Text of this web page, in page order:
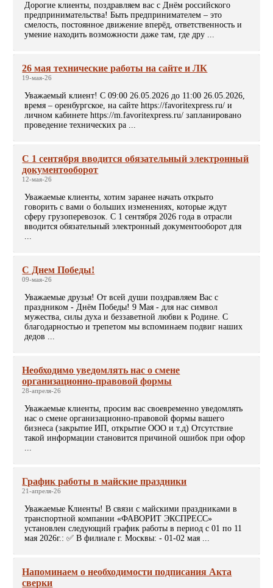
Дорогие клиенты, поздравляем вас с Днём российского
предпринимательства! Быть предпринимателем – это
смелость, постоянное движение вперёд, ответственность и
умение находить возможности даже там, где дру ...
26 мая технические работы на сайте и ЛК
19-мая-26
Уважаемый клиент! С 09:00 26.05.2026 до 11:00 26.05.2026,
время – оренбургское, на сайте https://favoritexpress.ru/ и
личном кабинете https://m.favoritexpress.ru/ запланировано
проведение технических ра ...
С 1 сентября вводится обязательный электронный
документооборот
12-мая-26
Уважаемые клиенты, хотим заранее начать открыто
говорить с вами о больших изменениях, которые ждут
сферу грузоперевозок. С 1 сентября 2026 года в отрасли
вводится обязательный электронный документооборот для
...
С Днем Победы!
09-мая-26
Уважаемые друзья! От всей души поздравляем Вас с
праздником - Днём Победы! 9 Мая - для нас символ
мужества, силы духа и беззаветной любви к Родине. С
благодарностью и трепетом мы вспоминаем подвиг наших
дедов ...
Необходимо уведомлять нас о смене
организационно-правовой формы
28-апреля-26
Уважаемые клиенты, просим вас своевременно уведомлять
нас о смене организационно-правовой формы вашего
бизнеса (закрытие ИП, открытие ООО и т.д) Отсутствие
такой информации становится причиной ошибок при офор
...
График работы в майские праздники
21-апреля-26
Уважаемые Клиенты! В связи с майскими праздниками в
транспортной компании «ФАВОРИТ ЭКСПРЕСС»
установлен следующий график работы в период с 01 по 11
мая 2026г.: ✅ В филиале г. Москвы: - 01-02 мая ...
Напоминаем о необходимости подписания Акта
сверки